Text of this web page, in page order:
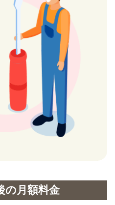
の月額料金